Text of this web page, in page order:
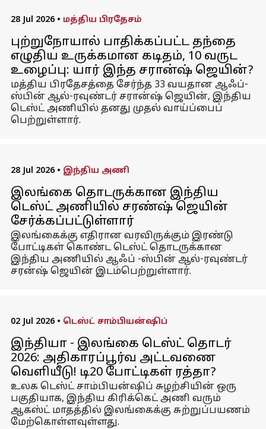
28 Jul 2026 • மத்திய பிரதேசம்
புற்றுநோயால் பாதிக்கப்பட்ட தந்தை
எழுதிய உருக்கமான கடிதம், 10 வருட
உழைப்பு: யார் இந்த சரான்ஷ் ஜெயின்?
மத்திய பிரதேசத்தை சேர்ந்த 33 வயதான ஆஃப்-
ஸ்பின் ஆல்-ரவுண்டர் சரான்ஷ் ஜெயின், இந்திய
டெஸ்ட் அணியில் தனது முதல் வாய்ப்பைப்
பெற்றுள்ளார்.
28 Jul 2026 • இந்திய அணி
இலங்கை தொடருக்கான இந்திய
டெஸ்ட் அணியில் சரண்ஷ் ஜெயின்
சேர்க்கப்பட்டுள்ளார்
இலங்கைக்கு எதிரான வரவிருக்கும் இரண்டு
போட்டிகள் கொண்ட டெஸ்ட் தொடருக்கான
இந்திய அணியில் ஆஃப் -ஸ்பின் ஆல்-ரவுண்டர்
சரன்ஷ் ஜெயின் இடம்பெற்றுள்ளார்.
02 Jul 2026 • டெஸ்ட் சாம்பியன்ஷிப்
இந்தியா - இலங்கை டெஸ்ட் தொடர்
2026: அதிகாரப்பூர்வ அட்டவணை
வெளியீடு! டி20 போட்டிகள் ரத்தா?
உலக டெஸ்ட் சாம்பியன்ஷிப் சுழற்சியின் ஒரு
பகுதியாக, இந்திய கிரிக்கெட் அணி வரும்
ஆகஸ்ட் மாதத்தில் இலங்கைக்கு சுற்றுப்பயணம்
மேற்கொள்ளவுள்ளது.